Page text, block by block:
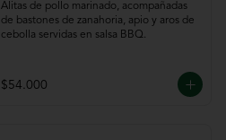
Alitas de pollo marinado, acompañadas
de bastones de zanahoria, apio y aros de
cebolla servidas en salsa BBQ.
$54.000